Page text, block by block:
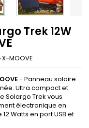
Trek 12W
X-MOOVE
- Panneau solaire
Ultra compact et
Solargo Trek vous
électronique en
Watts en port USB et